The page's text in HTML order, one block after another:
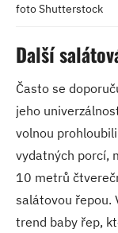
foto Shutterstock
Další
Často se
jeho
volnou
vydatných porcí,
10 metrů
salátovou řepou.
trend baby řep,